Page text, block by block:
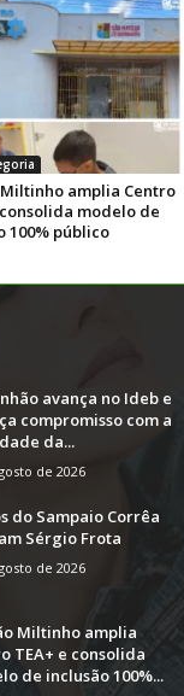
amplia Centro
modelo de
100% público
avança no Ideb e
compromisso com a
da...
de 2026
do Sampaio Corrêa
Sérgio Frota
de 2026
Miltinho amplia
TEA+ e consolida
de inclusão 100%...